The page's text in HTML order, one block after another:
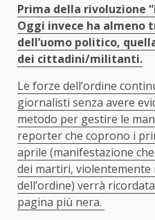
Prima della rivoluzione
Oggi invece ha almeno
dell’uomo politico,
dei cittadini/militanti.
Le forze dell’ordine
giornalisti senza avere
metodo per gestire le
reporter che coprono i
aprile (manifestazione
dei martiri, violentemente
dell’ordine) verrà
pagina più nera.